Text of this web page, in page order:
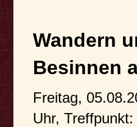
Wandern
Besinnen
Freitag,
Uhr,